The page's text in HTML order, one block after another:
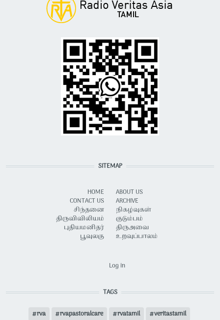
SITEMAP
HOME
CONTACT US
சிந்தனை
திருவிவிலியம்
புதியமனிதர்
பூவுலகு
ABOUT US
ARCHIVE
நிகழ்வுகள்
குடும்பம்
திருஅவை
உறவுப்பாலம்
Log in
TAGS
rva rvapastoralcare rvatamil
veritastamil